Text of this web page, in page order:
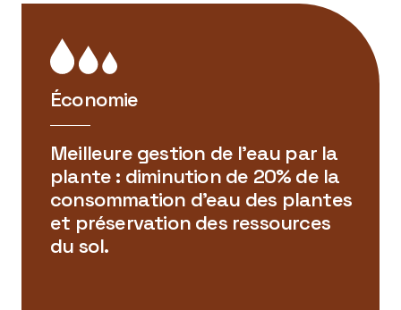
Économie
Meilleure gestion de l’eau par la
plante : diminution de 20% de la
consommation d’eau des plantes
et préservation des ressources
du sol.